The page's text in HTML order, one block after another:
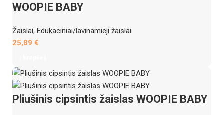
WOOPIE BABY
Žaislai, Edukaciniai/lavinamieji žaislai
25,89 €
Pliušinis cipsintis žaislas WOOPIE BABY